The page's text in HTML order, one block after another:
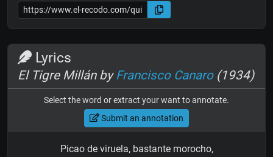
Lyrics
El Tigre Millán byFrancisco Canaro(1934)
Select the word or extract your want to annotate.
Submit an annotation
Picao de viruela, bastante morocho,